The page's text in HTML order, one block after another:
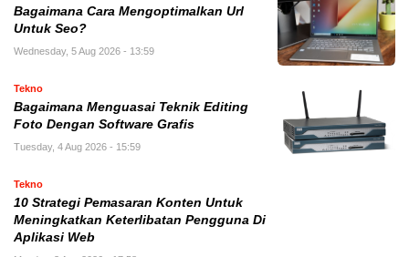
Bagaimana Cara Mengoptimalkan Url
Untuk Seo?
Wednesday, 5 Aug 2026 - 13:59
Tekno
Bagaimana Menguasai Teknik Editing
Foto Dengan Software Grafis
Tuesday, 4 Aug 2026 - 15:59
Tekno
10 Strategi Pemasaran Konten Untuk
Meningkatkan Keterlibatan Pengguna Di
Aplikasi Web